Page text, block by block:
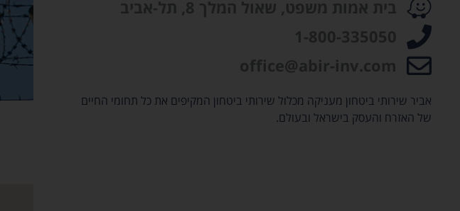
בית אמות משפט, שאול המלך 8, תל-אביב
1-800-335050
office@abir-inv.com
אביר שירותי ביטחון מעניקה מכלול שירותי ביטחון המקיפים את כל תחומי החיים
של האזרח והעסק בישראל ובעולם.